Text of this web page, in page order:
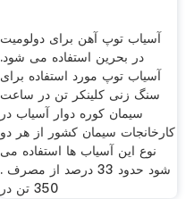
آسیاب توپ آهن برای دولومیت
در بحرین استفاده می شود.
آسیاب توپ مورد استفاده برای
سنگ زنی کلینکر تن در ساعت
سیمان کوره دوار آسیاب در
کارخانجات سیمان کشور از هر دو
نوع این آسیاب ها استفاده می
شود حدود 33 درصد از مصرف .
350 تن در